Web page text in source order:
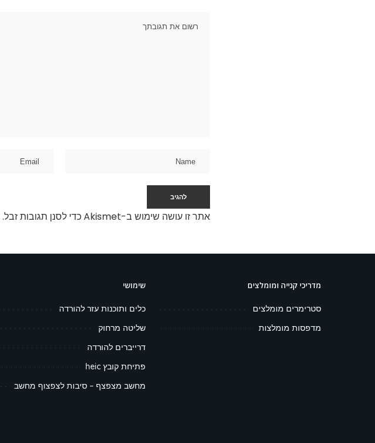
אתר זו עושה שימוש ב-Akismet כדי לסנן תגובות זבל.
מדריכי קנייה ומומלצים
סטרימרים מומלצים
מדפסות מומלצות
שימושי
כלים ותוכנות עזר להורדה
שליטה מרחוק
דרייברים להורדה
פתיחת קובץ heic
מחשב מצפצף – סיבות לצפצוף מחשב